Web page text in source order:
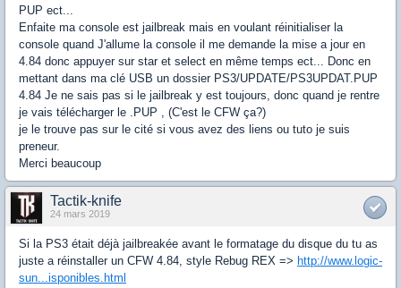
PUP ect...
Enfaite ma console est jailbreak mais en voulant réinitialiser la
console quand J'allume la console il me demande la mise a jour en
4.84 donc appuyer sur star et select en même temps ect... Donc en
mettant dans ma clé USB un dossier PS3/UPDATE/PS3UPDAT.PUP
4.84 Je ne sais pas si le jailbreak y est toujours, donc quand je rentre
je vais télécharger le .PUP , (C'est le CFW ça?)
je le trouve pas sur le cité si vous avez des liens ou tuto je suis
preneur.
Merci beaucoup
Tactik-knife
24 mars 2019
Si la PS3 était déjà jailbreakée avant le formatage du disque du tu as
juste a réinstaller un CFW 4.84, style Rebug REX => http://www.logic-
sun...isponibles.html